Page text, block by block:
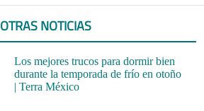
OTRAS NOTICIAS
Los mejores trucos para dormir bien
durante la temporada de frío en otoño
| Terra México